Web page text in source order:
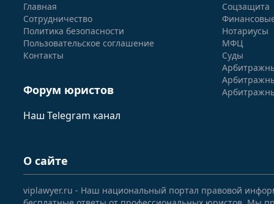
Главная
Сотрудничество
Политика безопасности
Пользовательское соглашение
Контакты
Форум юристов
Наш Telegram канал
Соцзащита
Нотариусы
МФЦ
Суды
О сайте
viplawyer.ru - Наш национальный портал правовой